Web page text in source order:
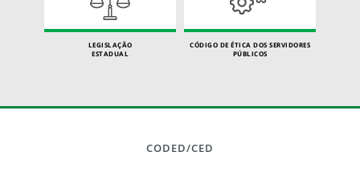
LEGISLAÇÃO
ESTADUAL
CÓDIGO DE ÉTICA DOS SERVIDORES
PÚBLICOS
CODED/CED